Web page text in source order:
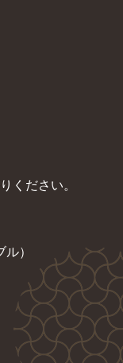
ください。
）